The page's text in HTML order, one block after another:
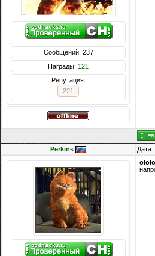
Сообщений: 237
Награды: 121
Репутация:
221
Perkins